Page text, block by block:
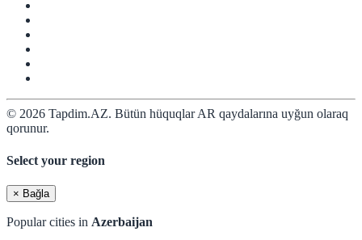
© 2026 Tapdim.AZ. Bütün hüquqlar AR qaydalarına uyğun olaraq
qorunur.
Select your region
× Bağla
Popular cities in Azerbaijan